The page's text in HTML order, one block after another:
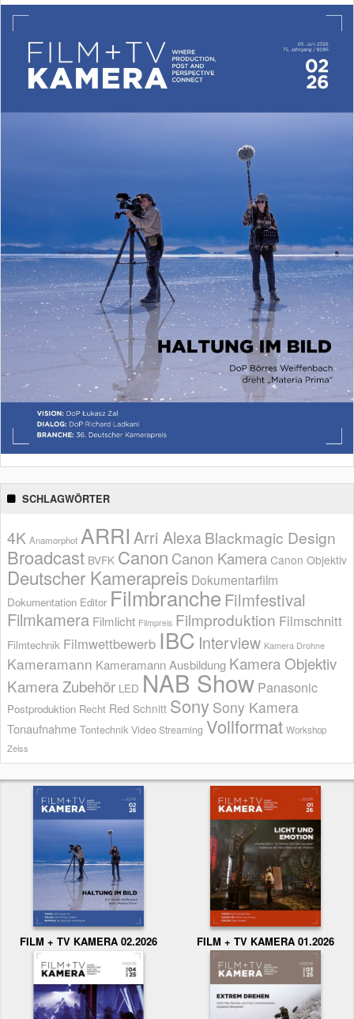
SCHLAGWÖRTER
4K Anamorphot ARRI Arri AlexaBlackmagic Design
Broadcast BVFK Canon Canon Kamera Canon Objektiv
Deutscher Kamerapreis Dokumentarfilm
Dokumentation Editor Filmbranche Filmfestival
Filmkamera Filmlicht Filmpreis Filmproduktion Filmschnitt
Filmtechnik Filmwettbewerb IBC Interview Kamera Drohne
Kameramann Kameramann Ausbildung Kamera Objektiv
Kamera Zubehör LED NAB Show Panasonic
Postproduktion Recht Red Schnitt Sony Sony Kamera
Tonaufnahme Tontechnik Video Streaming Vollformat Workshop
Zeiss
FILM + TV KAMERA 02.2026 FILM + TV KAMERA 01.2026